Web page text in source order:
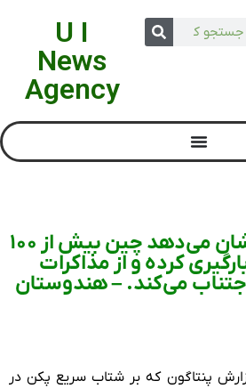
U I
News
Agency
گزارش پنتاگون نشان می‌دهد چین بیش از 100
کرده و از مذاکرات
می‌کند. – هندوستان
پنتاگون که بر شتاب سریع پکن در